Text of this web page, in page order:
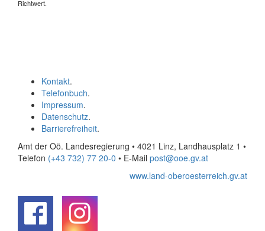
Richtwert.
Kontakt.
Telefonbuch.
Impressum.
Datenschutz.
Barrierefreiheit.
Amt der Oö. Landesregierung • 4021 Linz, Landhausplatz 1 •
Telefon (+43 732) 77 20-0 • E-Mail post@ooe.gv.at
www.land-oberoesterreich.gv.at